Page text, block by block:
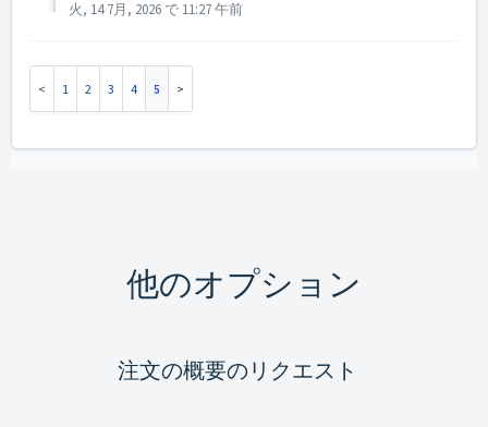
火, 14 7月, 2026 で 11:27 午前
1 2 3 4 5
他のオプション
注文の概要のリクエスト